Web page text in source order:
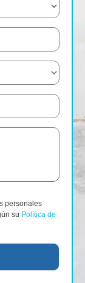
personales
su Política de